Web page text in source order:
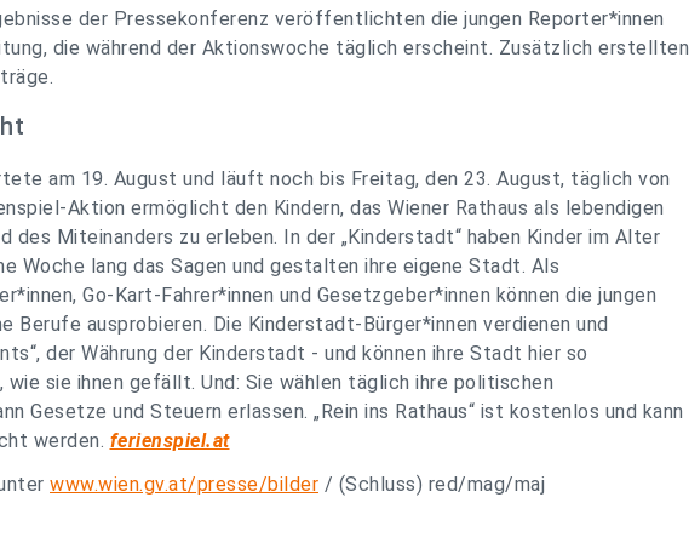
der Pressekonferenz veröffentlichten die jungen Reporter*innen
die während der Aktionswoche täglich erscheint. Zusätzlich erstellten
am 19. August und läuft noch bis Freitag, den 23. August, täglich von
Aktion ermöglicht den Kindern, das Wiener Rathaus als lebendigen
des Miteinanders zu erleben. In der „Kinderstadt“ haben Kinder im Alter
Woche lang das Sagen und gestalten ihre eigene Stadt. Als
Go-Kart-Fahrer*innen und Gesetzgeber*innen können die jungen
Berufe ausprobieren. Die Kinderstadt-Bürger*innen verdienen und
der Währung der Kinderstadt - und können ihre Stadt hier so
sie ihnen gefällt. Und: Sie wählen täglich ihre politischen
Gesetze und Steuern erlassen. „Rein ins Rathaus“ ist kostenlos und kann
werden. ferienspiel.at
www.wien.gv.at/presse/bilder / (Schluss) red/mag/maj